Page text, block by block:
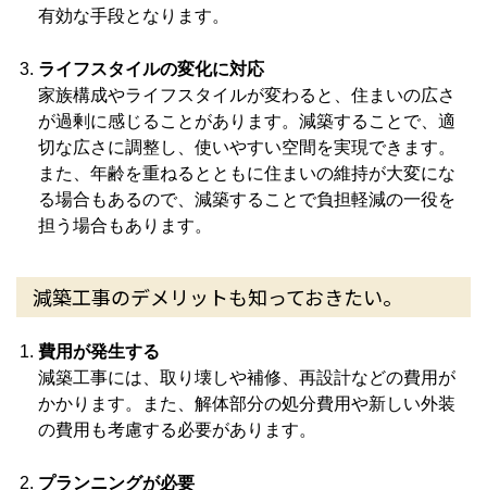
有効な手段となります。
ライフスタイルの変化に対応
家族構成やライフスタイルが変わると、住まいの広さ
が過剰に感じることがあります。減築することで、適
切な広さに調整し、使いやすい空間を実現できます。
また、年齢を重ねるとともに住まいの維持が大変にな
る場合もあるので、減築することで負担軽減の一役を
担う場合もあります。
減築工事のデメリットも知っておきたい。
費用が発生する
減築工事には、取り壊しや補修、再設計などの費用が
かかります。また、解体部分の処分費用や新しい外装
の費用も考慮する必要があります。
プランニングが必要